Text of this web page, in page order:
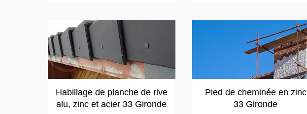
Habillage de planche de rive
alu, zinc et acier 33 Gironde
Pied de cheminée en zinc
33 Gironde